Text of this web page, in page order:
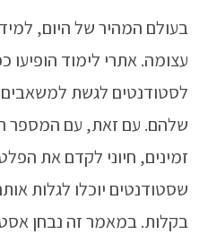
בעולם המהיר של היום,
עצומה. אתרי לימוד הופיעו
לסטודנטים לגשת למשאבים
שלהם. עם זאת, עם המספר
זמינים, חיוני לקדם את
שסטודנטים יוכלו לגלות
בקלות. במאמר זה נבחן